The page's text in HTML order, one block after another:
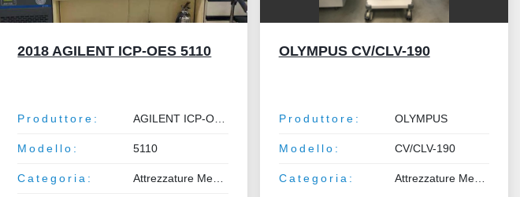
2018 AGILENT ICP-OES 5110
Produttore:
Modello: 5110
Categoria:
OLYMPUS CV/CLV-190
Produttore: OLYMPUS
Modello: CV/CLV-190
Categoria: Attrezzature Medicali